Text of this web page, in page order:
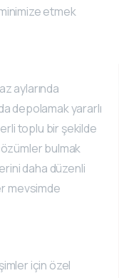
etmek
aylarında
depolamak yararlı
toplu bir şekilde
bulmak
daha düzenli
mevsimde
için özel